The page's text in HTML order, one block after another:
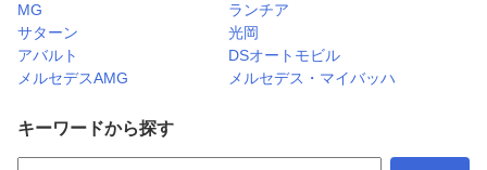
MG
ランチア
サターン
光岡
アバルト
DSオートモビル
メルセデスAMG
メルセデス・マイバッハ
キーワードから探す